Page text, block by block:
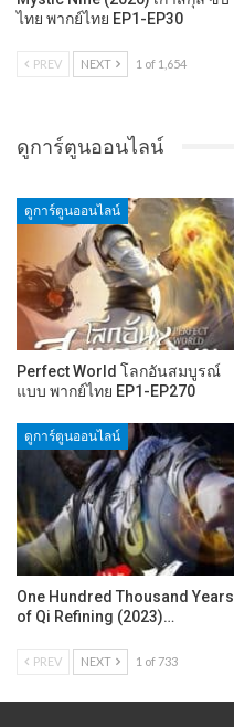
ไทย พากย์ไทย EP1-EP30
PREV NEXT 1 of 1,654
ดูการ์ตูนออนไลน์
ดูการ์ตูนออนไลน์
Perfect World โลกอันสมบูรณ์
แบบ พากย์ไทย EP1-EP270
ดูการ์ตูนออนไลน์
One Hundred Thousand Years
of Qi Refining (2023)…
PREV NEXT 1 of 733